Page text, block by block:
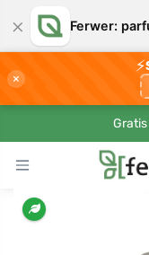
× Ferwer:
×
⚡